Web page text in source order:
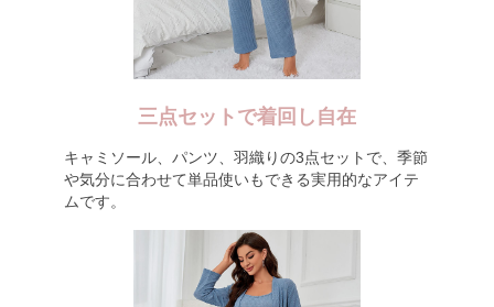
三点セットで着回し自在
キャミソール、パンツ、羽織りの3点セットで、季節
や気分に合わせて単品使いもできる実用的なアイテ
ムです。